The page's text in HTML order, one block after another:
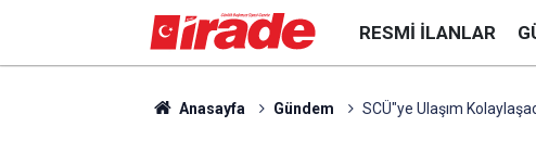
RESMI İLANLAR
Anasayfa Gündem SCÜ"ye Ulaşım